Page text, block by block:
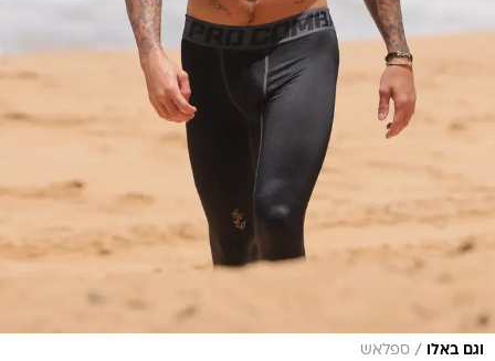
וגם באלו / ספלאש